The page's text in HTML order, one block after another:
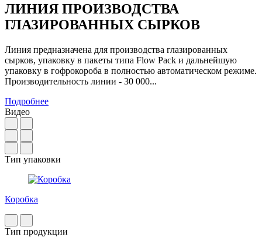
ЛИНИЯ ПРОИЗВОДСТВА
ГЛАЗИРОВАННЫХ СЫРКОВ
Линия предназначена для производства глазированных
сырков, упаковку в пакеты типа Flow Pack и дальнейшую
упаковку в гофрокороба в полностью автоматическом режиме.
Производительность линии - 30 000...
Подробнее
Видео
Тип упаковки
Коробка
Тип продукции